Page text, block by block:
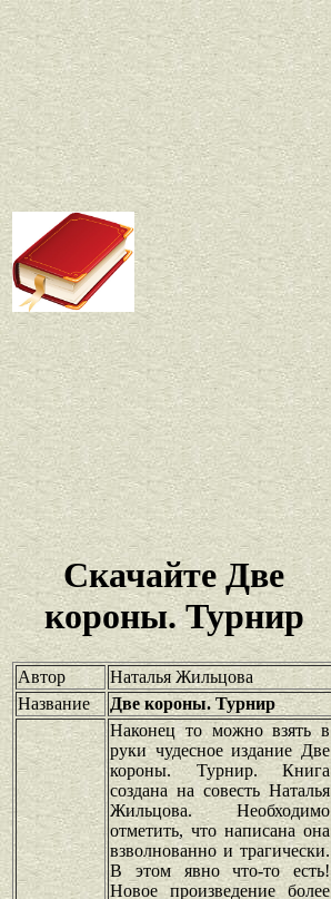
Скачайте Две
короны. Турнир
Автор
Наталья Жильцова
Название
Две короны. Турнир
Наконец то можно взять в
руки чудесное издание Две
короны. Турнир. Книга
создана на совесть Наталья
Жильцова. Необходимо
отметить, что написана она
взволнованно и трагически.
В этом явно что-то есть!
Новое произведение более